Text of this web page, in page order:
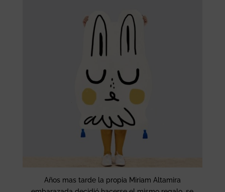
Años mas tarde la propia Miriam Altamira